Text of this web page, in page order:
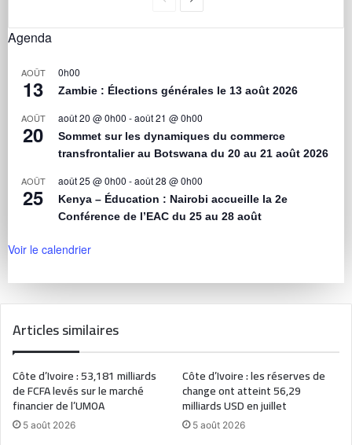
Agenda
AOÛT
13
0h00
Zambie : Élections générales le 13 août 2026
AOÛT
20
août 20 @ 0h00 -août 21 @ 0h00
Sommet sur les dynamiques du commerce
transfrontalier au Botswana du 20 au 21 août 2026
AOÛT
25
août 25 @ 0h00 -août 28 @ 0h00
Kenya – Éducation : Nairobi accueille la 2e
Conférence de l’EAC du 25 au 28 août
Voir le calendrier
Articles similaires
Côte d’Ivoire : 53,181 milliards
de FCFA levés sur le marché
financier de l’UMOA
5 août 2026
Côte d’Ivoire : les réserves de
change ont atteint 56,29
milliards USD en juillet
5 août 2026